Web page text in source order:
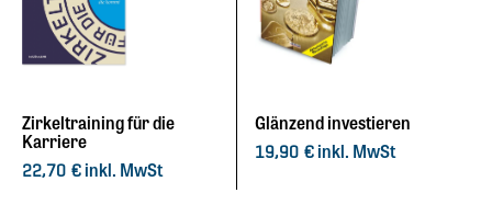
Zirkeltraining für die
Karriere
22,70 € inkl. MwSt
Glänzend investieren
19,90 € inkl. MwSt